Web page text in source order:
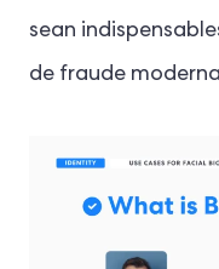
sean
de fraude